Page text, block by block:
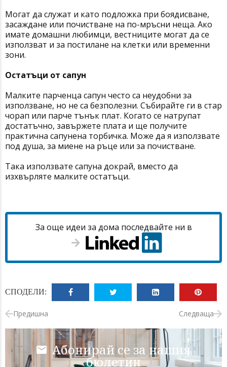
Могат да служат и като подложка при боядисване,
засаждане или почистване на по-мръсни неща. Ако
имате домашни любимци, вестниците могат да се
използват и за постилане на клетки или временни
зони.
Остатъци от сапун
Малките парченца сапун често са неудобни за
използване, но не са безполезни. Събирайте ги в стар
чорап или парче тънък плат. Когато се натрупат
достатъчно, завържете плата и ще получите
практична сапунена торбичка. Може да я използвате
под душа, за миене на ръце или за почистване.
Така използвате сапуна докрай, вместо да
изхвърляте малките остатъци.
За още идеи за дома последвайте ни в
СПОДЕЛИ:
Предишна Следваща
Абонирай се за нашия
бюлетин